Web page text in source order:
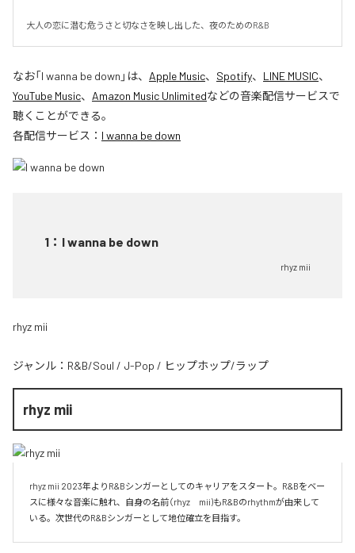
大人の恋に潜む危うさと切なさを映し出した、夜のためのR&B
なお「I wanna be down 」は、 Apple Music、 Spotify、 LINE MUSIC、
YouTube Music、 Amazon Music Unlimitedなどの音楽配信サービスで
聴くことができる。
各配信サービス： I wanna be down
1 ： I wanna be down
rhyz mii
rhyz mii
ジャンル： R&B/Soul / J-Pop / ヒップホップ/ラップ
rhyz mii
rhyz mii 2023年よりR&Bシンガーとしてのキャリアをスタート。R&Bをベー
スに様々な音楽に触れ、自身の名前（rhyz　mii)もR&Bのrhythmが由来して
いる。次世代のR&Bシンガーとして地位確立を目指す。